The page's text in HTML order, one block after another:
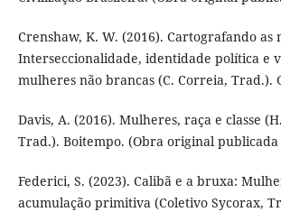
Crenshaw, K. W. (2016). Cartografando as
Interseccionalidade, identidade política e
mulheres não brancas (C. Correia, Trad.).
Davis, A. (2016). Mulheres, raça e classe
Trad.). Boitempo. (Obra original publicada
Federici, S. (2023). Calibã e a bruxa:
acumulação primitiva (Coletivo Sycorax,